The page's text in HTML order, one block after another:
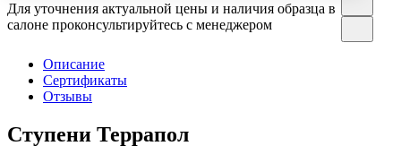
Для уточнения актуальной цены и наличия образца в
салоне проконсультируйтесь с менеджером
Описание
Сертификаты
Отзывы
Ступени Террапол